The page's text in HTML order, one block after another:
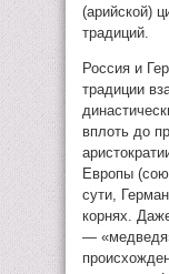
(арийской)
традиций.
Россия и
традиции
вплоть до
Европы
сути,
корнях.
—